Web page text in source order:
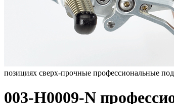
позициях сверх-прочные профессиональные
003-H0009-N